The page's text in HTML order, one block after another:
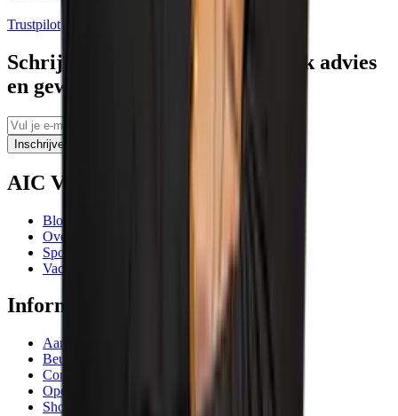
Trustpilot
Schrijf je in voor tips, persoonlijk advies
en geweldige aanbiedingen
Inschrijven
AIC Visser
Blogs
Over ons
Sponsoring
Vacatures
Informatie
Aanbiedingen
Beurzen en evenementen
Contactgegevens
Openingstijden
Showrooms